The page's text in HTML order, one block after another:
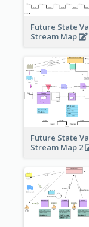
Future State
Stream Map
Future State
Stream Map 2